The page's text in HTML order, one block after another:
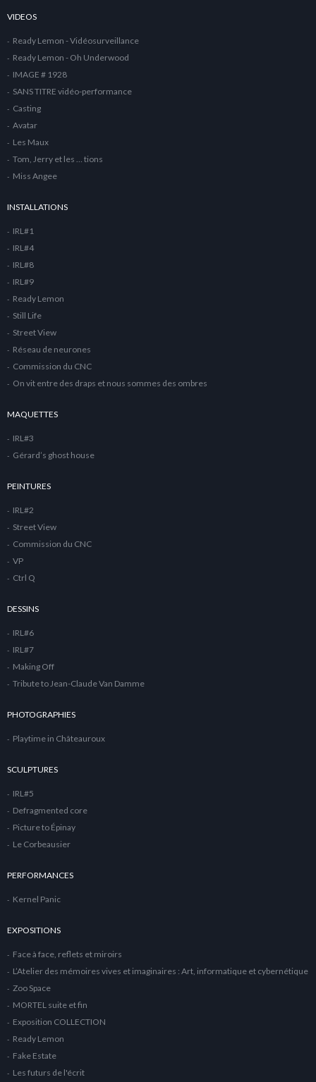
VIDEOS
Ready Lemon - Vidéosurveillance
Ready Lemon - Oh Underwood
IMAGE # 1928
SANS TITRE vidéo-performance
Casting
Avatar
Les Maux
Tom, Jerry et les … tions
Miss Angee
INSTALLATIONS
IRL#1
IRL#4
IRL#8
IRL#9
Ready Lemon
Still Life
Street View
Réseau de neurones
Commission du CNC
On vit entre des draps et nous sommes des ombres
MAQUETTES
IRL#3
Gérard’s ghost house
PEINTURES
IRL#2
Street View
Commission du CNC
VP
Ctrl Q
DESSINS
IRL#6
IRL#7
Making Off
Tribute to Jean-Claude Van Damme
PHOTOGRAPHIES
Playtime in Châteauroux
SCULPTURES
IRL#5
Defragmented core
Picture to Épinay
Le Corbeausier
PERFORMANCES
Kernel Panic
EXPOSITIONS
Face à face, reflets et miroirs
L’Atelier des mémoires vives et imaginaires : Art, informatique et cybernétique
Zoo Space
MORTEL suite et fin
Exposition COLLECTION
Ready Lemon
Fake Estate
Les futurs de l'écrit